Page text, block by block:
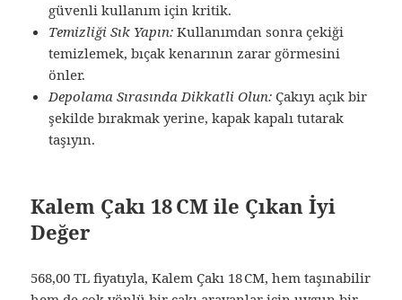
güvenli kullanım için kritik.
Temizliği Sık Yapın: Kullanımdan sonra çekiği
temizlemek, bıçak kenarının zarar görmesini
önler.
Depolama Sırasında Dikkatli Olun: Çakıyı açık bir
şekilde bırakmak yerine, kapak kapalı tutarak
taşıyın.
Kalem Çakı 18 CM ile Çıkan İyi
Değer
568,00 TL fiyatıyla, Kalem Çakı 18 CM, hem taşınabilir